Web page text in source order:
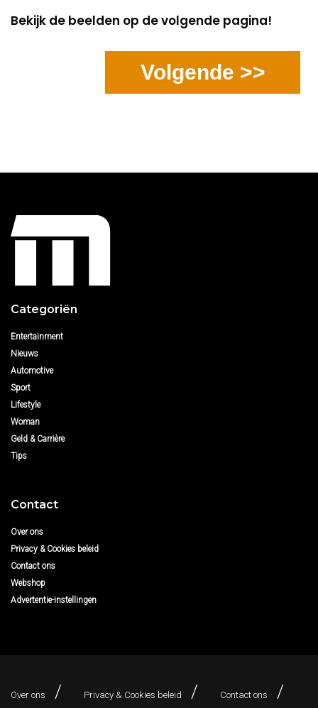
Bekijk de beelden op de volgende pagina!
Volgende >>
Categoriën
Entertainment
Nieuws
Automotive
Sport
Lifestyle
Woman
Geld & Carrière
Tips
Contact
Over ons
Privacy & Cookies beleid
Contact ons
Webshop
Advertentie-instellingen
Over ons Privacy & Cookies beleid Contact ons